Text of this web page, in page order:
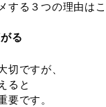
する３つの理由はこ
る
切ですが、
ると
要です。